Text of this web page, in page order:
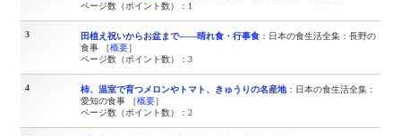
ページ数（ポイント数）：1
3 田植え祝いからお盆まで――晴れ食・行事食 ：日本の食生活全集：長野の
食事 ［概要］
ページ数（ポイント数）：3
4 柿、温室で育つメロンやトマト、きゅうりの名産地：日本の食生活全集：
愛知の食事 ［概要］
ページ数（ポイント数）：2